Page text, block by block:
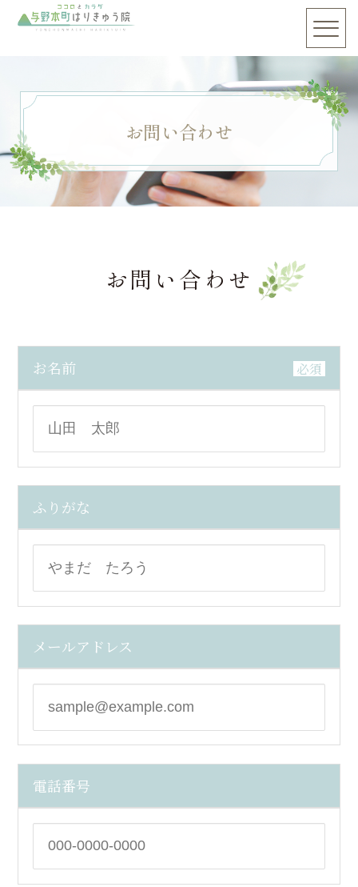
お問い合わせ
お問い合わせ
お名前 必須
ふりがな
メールアドレス
電話番号